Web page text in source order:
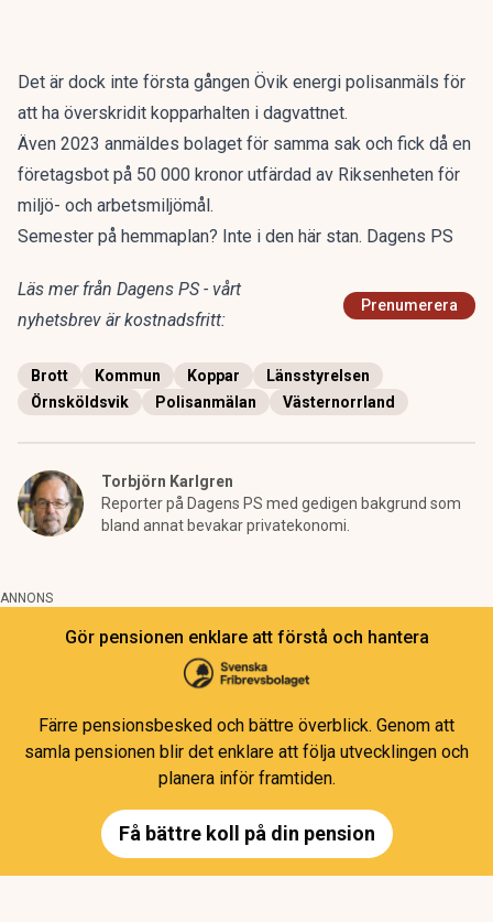
Det är dock inte första gången Övik energi polisanmäls för
att ha överskridit kopparhalten i dagvattnet.
Även 2023 anmäldes bolaget för samma sak och fick då en
företagsbot på 50 000 kronor utfärdad av Riksenheten för
miljö- och arbetsmiljömål.
Semester på hemmaplan? Inte i den här stan. Dagens PS
Läs mer från Dagens PS - vårt
nyhetsbrev är kostnadsfritt:
Prenumerera
Brott Kommun Koppar
Länsstyrelsen
Örnsköldsvik
Polisanmälan Västernorrland
Torbjörn Karlgren
Reporter på Dagens PS med gedigen bakgrund som
bland annat bevakar privatekonomi.
ANNONS
Gör pensionen enklare att förstå och hantera
Färre pensionsbesked och bättre överblick. Genom att
samla pensionen blir det enklare att följa utvecklingen och
planera inför framtiden.
Få bättre koll på din pension